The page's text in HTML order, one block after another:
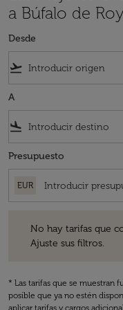
a Búfalo de
Desde
flight_takeoff
A
flight_land
Presupuesto
EUR
No hay tarifas que
Ajuste sus filtros.
* Las tarifas que se muestran
posible que ya no estén
aplicar tarifas y cargos